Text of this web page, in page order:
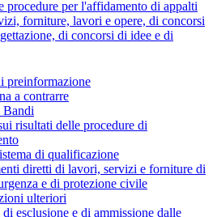
procedure per l'affidamento di appalti
forniture, lavori e opere, di concorsi
di concorsi di idee e di
preinformazione
a contrarre
Bandi
risultati delle procedure di
di qualificazione
diretti di lavori, servizi e forniture di
e di protezione civile
ulteriori
esclusione e di ammissione dalle